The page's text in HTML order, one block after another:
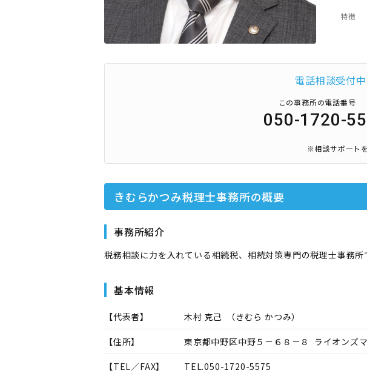
特徴
電話相談受付中
この事務所の電話番号
050-1720-
※相談サポート
きむらかつみ税理士事務所の概要
事務所紹介
税務相談に力を入れている相続税、相続対策専門の税理士事務所
基本情報
【代表者】 木村 克己 （きむら かつみ）
【住所】 東京都中野区中野５－６８－８ ライオンズ
【TEL／FAX】 TEL.050-1720-5575